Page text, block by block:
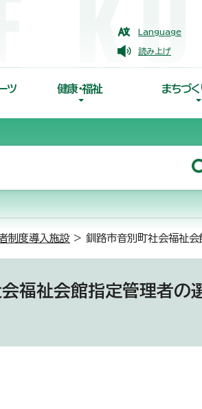
Language
読み上げ
ツ 健康・福祉 まちづく
制度導入施設 > 釧路市音別町社会福祉会
福祉会館指定管理者の